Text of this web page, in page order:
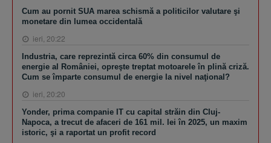
Cum au pornit SUA marea schismă a politicilor valutare şi
monetare din lumea occidentală
ieri, 20:22
Industria, care reprezintă circa 60% din consumul de
energie al României, opreşte treptat motoarele în plină criză.
Cum se împarte consumul de energie la nivel naţional?
ieri, 20:20
Yonder, prima companie IT cu capital străin din Cluj-
Napoca, a trecut de afaceri de 161 mil. lei în 2025, un maxim
istoric, şi a raportat un profit record